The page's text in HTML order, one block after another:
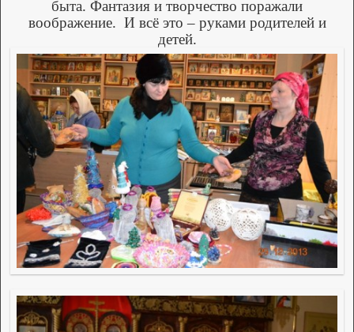
быта. Фантазия и творчество поражали
воображение. И всё это – руками родителей и
детей.